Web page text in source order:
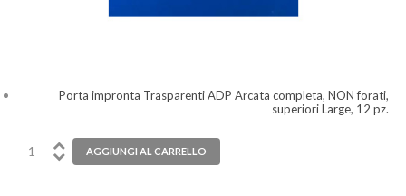
Porta impronta Trasparenti ADP Arcata completa, NON forati,
superiori Large, 12 pz.